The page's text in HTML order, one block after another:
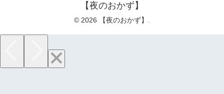
【夜のおかず】
© 2026 【夜のおかず】.